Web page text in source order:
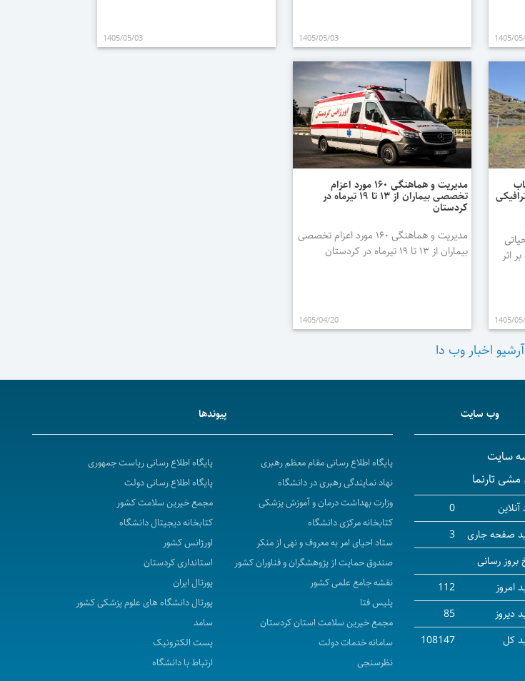
1405/
1405/05/03
1405/05/03
ساله که بر اثر
1405/
مدیریت و هماهنگی ۱۶۰ مورد اعزام
تخصصی بیماران از ۱۳ تا ۱۹ تیرماه در
کردستان
مدیریت و هماهنگی ۱۶۰ مورد اعزام تخصصی
بیماران از ۱۳ تا ۱۹ تیرماه در کردستان
1405/04/20
آرشیو اخبار وب دا
وب سایت
سایت
تارنما
آنلاین
0
صفحه جاری
3
بروز رسانی
امروز
112
دیروز
85
کل
108147
پیوندها
پایگاه اطلاع رسانی مقام معظم رهبری
پایگاه اطلاع رسانی ریاست جمهوری
نهاد نمایندگی رهبری در دانشگاه
پایگاه اطلاع رسانی دولت
وزارت بهداشت درمان و آموزش پزشکی
مجمع خیرین سلامت کشور
کتابخانه مرکزی دانشگاه
کتابخانه دیجیتال دانشگاه
ستاد احیای امر به معروف و نهی از منکر
اورژانس کشور
صندوق حمایت از پژوهشگران و فناوران کشور
استانداری کردستان
نقشه جامع علمی کشور
پورتال ایران
پلیس فتا
پورتال دانشگاه های علوم پزشکی کشور
مجمع خیرین سلامت استان کردستان
سامد
سامانه خدمات دولت
پست الکترونیک
نظرسنجی
ارتباط با دانشگاه